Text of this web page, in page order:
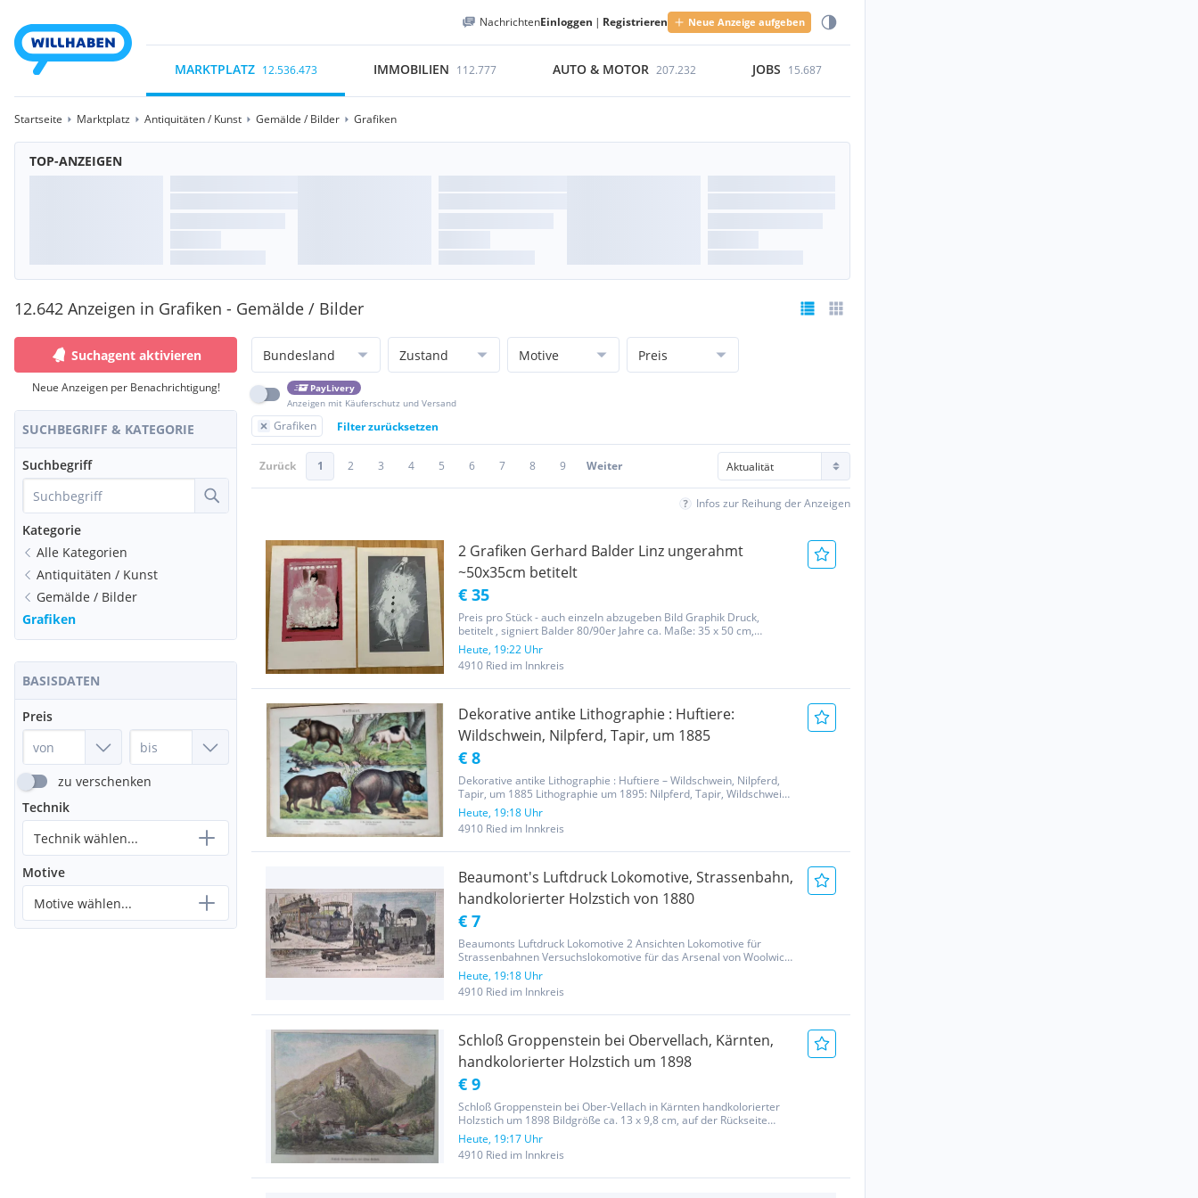
NachrichtenEinloggen | Registrieren Neue Anzeige aufgeben
MARKTPLATZ 12.536.473 IMMOBILIEN 112.777 AUTO & MOTOR 207.232 JOBS 15.687
Startseite Marktplatz Antiquitäten / Kunst Gemälde / Bilder Grafiken
TOP-ANZEIGEN
12.642 Anzeigen in Grafiken - Gemälde / Bilder
Suchagent aktivieren
Neue Anzeigen per Benachrichtigung!
SUCHBEGRIFF & KATEGORIE
Suchbegriff
Kategorie
Alle Kategorien
Antiquitäten / Kunst
Gemälde / Bilder
Grafiken
BASISDATEN
Preis
zu verschenken
Technik
Technik wählen...
Motive
Motive wählen...
Bundesland Zustand Motive Preis
PayLivery
Anzeigen mit Käuferschutz und Versand
Grafiken Filter zurücksetzen
Zurück 1 2 3 4 5 6 7 8 9 Weiter
Infos zur Reihung der Anzeigen
2 Grafiken Gerhard Balder Linz ungerahmt
~50x35cm betitelt
€ 35
Preis pro Stück - auch einzeln abzugeben Bild Graphik Druck,
betitelt , signiert Balder 80/90er Jahre ca. Maße: 35 x 50 cm,
gebraucht, bisher in Mappe gelagert, daher gut erhalten Gerhard
Balder (* 1. Oktober 1937 in Linz) ist ein österreichischer...
Heute, 19:22 Uhr
4910 Ried im Innkreis
Dekorative antike Lithographie : Huftiere:
Wildschwein, Nilpferd, Tapir, um 1885
€ 8
Dekorative antike Lithographie : Huftiere – Wildschwein, Nilpferd,
Tapir, um 1885 Lithographie um 1895: Nilpferd, Tapir, Wildschwein,
deutsches Hausschwein Blattmaße ca. 42 cm x 32,5 cm das Blatt ist
in gutem Zustand mit einer Mittelfalte (am unteren...
Heute, 19:18 Uhr
4910 Ried im Innkreis
Beaumont's Luftdruck Lokomotive, Strassenbahn,
handkolorierter Holzstich von 1880
€ 7
Beaumonts Luftdruck Lokomotive 2 Ansichten Lokomotive für
Strassenbahnen Versuchslokomotive für das Arsenal von Woolwich
handkolorierter Holzstich von 1880, rückseitig bedruckt Bildgröße:
22,5 x 10 cm Privatverkauf ohne Gewährleistung und Rücknahme
nach...
Heute, 19:18 Uhr
4910 Ried im Innkreis
Schloß Groppenstein bei Obervellach, Kärnten,
handkolorierter Holzstich um 1898
€ 9
Schloß Groppenstein bei Ober-Vellach in Kärnten handkolorierter
Holzstich um 1898 Bildgröße ca. 13 x 9,8 cm, auf der Rückseite
bedruckt sehr guter Zustand, s. Fotos Privatverkauf EU Recht unter
Ausschluss jeglicher Gewährleistung, Garantie und Rücknahme....
Heute, 19:17 Uhr
4910 Ried im Innkreis